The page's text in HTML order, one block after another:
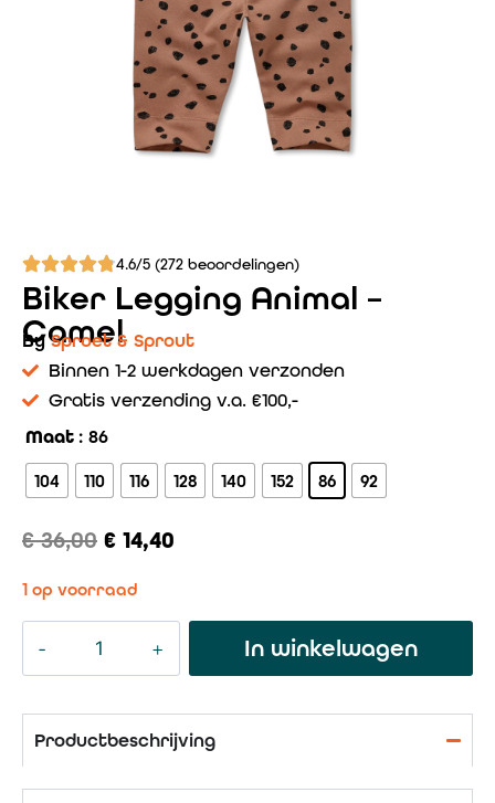
4.6/5 (272 beoordelingen)
Biker Legging Animal –
Camel
BySproet & Sprout
Binnen 1-2 werkdagen verzonden
Gratis verzending v.a. €100,-
Maat : 86
104 110 116 128 140 152 86 92
€36,00 € 14,40
1 op voorraad
In winkelwagen
Productbeschrijving